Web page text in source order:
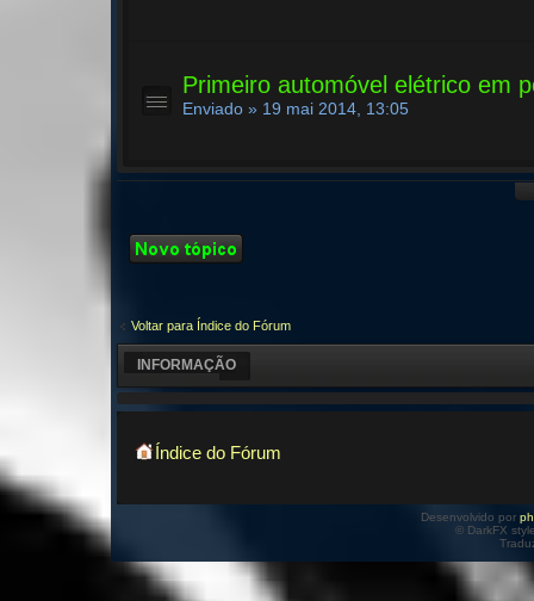
Primeiro automóvel elétrico em
Enviado » 19 mai 2014, 13:05
Criar um novo
Tópico
Voltar para Índice do Fórum
INFORMAÇÃO
Índice do Fórum
Desenvolvido por
© DarkFX